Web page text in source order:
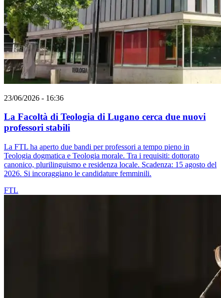
23/06/2026 - 16:36
La Facoltà di Teologia di Lugano cerca due nuovi
professori stabili
La FTL ha aperto due bandi per professori a tempo pieno in
Teologia dogmatica e Teologia morale. Tra i requisiti: dottorato
canonico, plurilinguismo e residenza locale. Scadenza: 15 agosto del
2026. Si incoraggiano le candidature femminili.
FTL